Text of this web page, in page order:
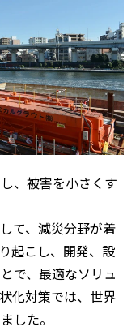
、被害を小さくす
て、減災分野が着
起こし、開発、設
で、最適なソリュ
化対策では、世界
した。